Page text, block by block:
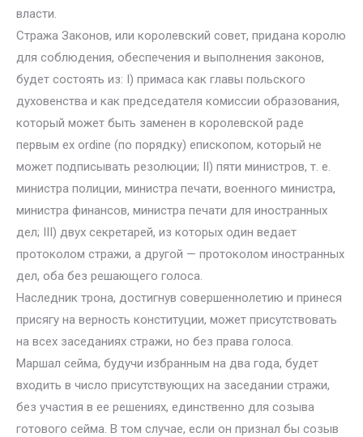
власти.
Стража Законов, или королевский совет, придана королю
для соблюдения, обеспечения и выполнения законов,
будет состоять из: I) примаса как главы польского
духовенства и как председателя комиссии образования,
который может быть заменен в королевской раде
первым ex ordine (по порядку) епископом, который не
может подписывать резолюции; II) пяти министров, т. е.
министра полиции, министра печати, военного министра,
министра финансов, министра печати для иностранных
дел; III) двух секретарей, из которых один ведает
протоколом стражи, а другой — протоколом иностранных
дел, оба без решающего голоса.
Наследник трона, достигнув совершеннолетию и принеся
присягу на верность конституции, может присутствовать
на всех заседаниях стражи, но без права голоса.
Маршал сейма, будучи избранным на два года, будет
входить в число присутствующих на заседании стражи,
без участия в ее решениях, единственно для созыва
готового сейма. В том случае, если он признал бы созыв